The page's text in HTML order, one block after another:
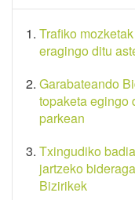
Trafiko
eragingo ditu
Garabateando
topaketa egingo
parkean
Txingudiko
jartzeko
Bizirikek